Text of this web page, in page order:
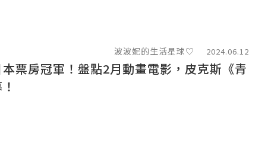
波波妮的生活星球♡ 2024.06.12
本票房冠軍！盤點2月動畫電影，皮克斯《青